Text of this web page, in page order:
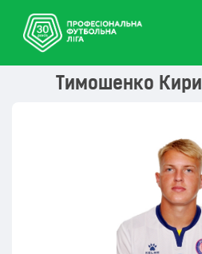
Тимошенко